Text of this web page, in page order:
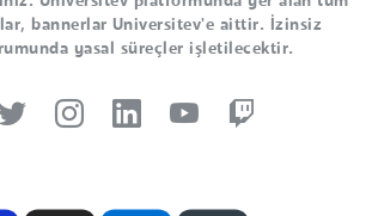
bannerlar Universitev'e aittir. İzinsiz
yasal süreçler işletilecektir.